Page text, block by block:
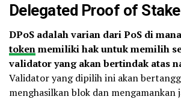
Delegated Proof of
DPoS adalah varian dari PoS di
tokenmemiliki hak untuk memilih
validator yang akan bertindak atas
Validator yang dipilih ini akan
menghasilkan blok dan mengamankan